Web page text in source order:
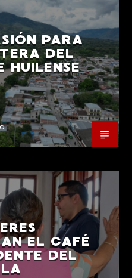
PARA
DEL
HUILENSE
EL CAFÉ
DEL